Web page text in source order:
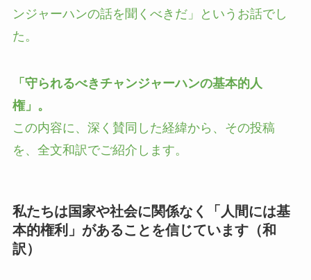
ンジャーハンの話を聞くべきだ」というお話でし
た。
「守られるべきチャンジャーハンの基本的人
権」。
この内容に、深く賛同した経緯から、その投稿
を、全文和訳でご紹介します。
私たちは国家や社会に関係なく「人間には基
本的権利」があることを信じています（和
訳）